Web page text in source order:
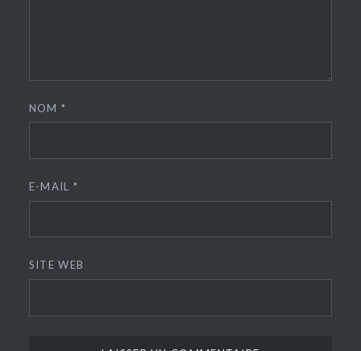
NOM*
E-MAIL *
SITE WEB